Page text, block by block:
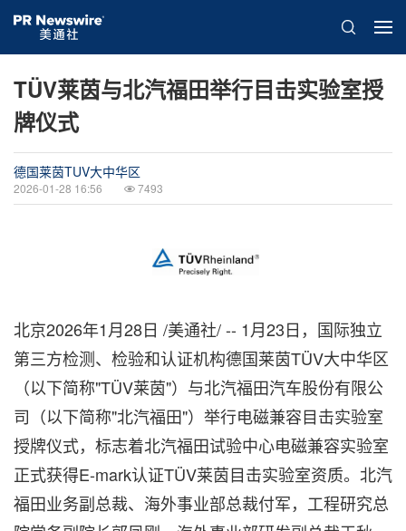
TÜV莱茵与北汽福田举行目击实验室授
牌仪式
德国莱茵TUV大中华区
2026-01-28 16:56 7493
北京2026年1月28日 /美通社/ -- 1月23日，国际独立
第三方检测、检验和认证机构德国莱茵TÜV大中华区
（以下简称"TÜV莱茵"）与北汽福田汽车股份有限公
司（以下简称"北汽福田"）举行电磁兼容目击实验室
授牌仪式，标志着北汽福田试验中心电磁兼容实验室
正式获得E-mark认证TÜV莱茵目击实验室资质。北汽
福田业务副总裁、海外事业部总裁付军，工程研究总